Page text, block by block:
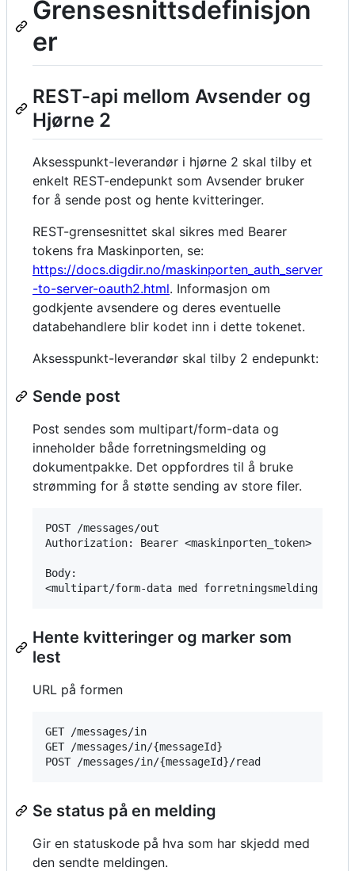
Grensesnittsdefinisjon
er
REST-api mellom Avsender og
Hjørne 2
Aksesspunkt-leverandør i hjørne 2 skal tilby et
enkelt REST-endepunkt som Avsender bruker
for å sende post og hente kvitteringer.
REST-grensesnittet skal sikres med Bearer
tokens fra Maskinporten, se:
https://docs.digdir.no/maskinporten_auth_server
-to-server-oauth2.html. Informasjon om
godkjente avsendere og deres eventuelle
databehandlere blir kodet inn i dette tokenet.
Aksesspunkt-leverandør skal tilby 2 endepunkt:
Sende post
Post sendes som multipart/form-data og
inneholder både forretningsmelding og
dokumentpakke. Det oppfordres til å bruke
strømming for å støtte sending av store filer.
POST /messages/out
Authorization: Bearer <maskinporten_token>
Body:
Hente kvitteringer og marker som
lest
URL på formen
GET /messages/in
GET /messages/in/{messageId}
Se status på en melding
Gir en statuskode på hva som har skjedd med
den sendte meldingen.